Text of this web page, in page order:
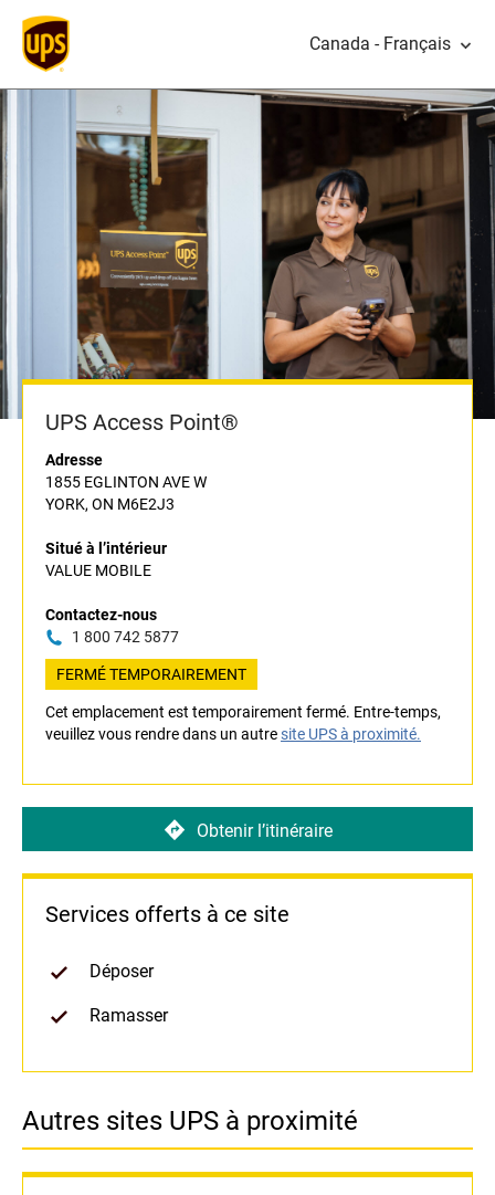
Canada - Français
UPS Access Point®
Adresse
1855 EGLINTON AVE W
YORK, ON M6E2J3
Situé à l’intérieur
VALUE MOBILE
Contactez-nous
1 800 742 5877
FERMÉ TEMPORAIREMENT
Cet emplacement est temporairement fermé. Entre-temps,
veuillez vous rendre dans un autresite UPS à proximité.
Obtenir l’itinéraire
Services offerts à ce site
Déposer
Ramasser
Autres sites UPS à proximité